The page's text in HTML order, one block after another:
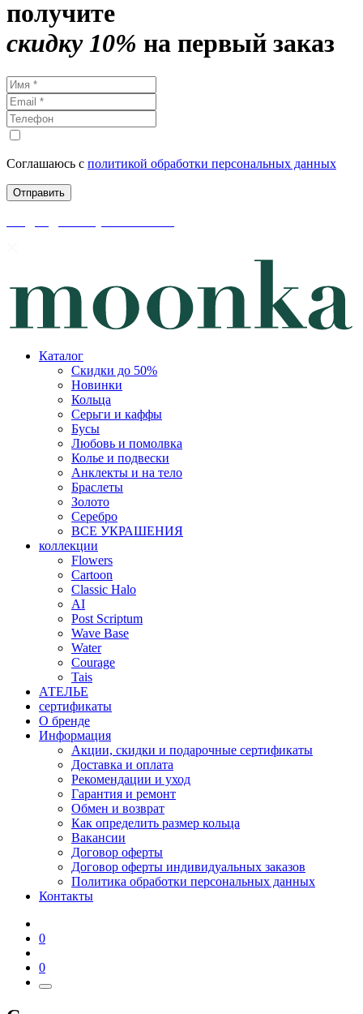
получите
скидку 10% на первый заказ
Соглашаюсь с политикой обработки персональных данных
Каталог
Скидки до 50%
Новинки
Кольца
Серьги и каффы
Бусы
Любовь и помолвка
Колье и подвески
Анклекты и на тело
Браслеты
Золото
Серебро
ВСЕ УКРАШЕНИЯ
коллекции
Flowers
Cartoon
Classic Halo
AI
Post Scriptum
Wave Base
Water
Courage
Tais
АТЕЛЬЕ
сертификаты
О бренде
Информация
Акции, скидки и подарочные сертификаты
Доставка и оплата
Рекомендации и уход
Гарантия и ремонт
Обмен и возврат
Как определить размер кольца
Вакансии
Договор оферты
Договор оферты индивидуальных заказов
Политика обработки персональных данных
Контакты
0
0